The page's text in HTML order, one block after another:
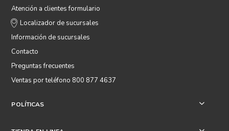
Atención a clientes formulario
Localizador de sucursales
Información de sucursales
Contacto
Preguntas frecuentes
Ventas por teléfono 800 877 4637
POLÍTICAS +